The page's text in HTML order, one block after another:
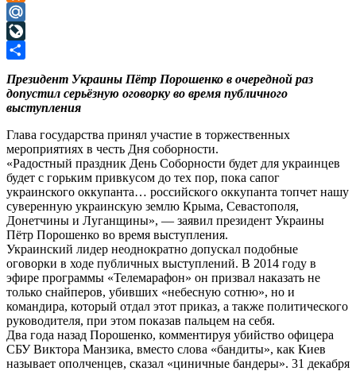
Odnoklassniki
Mail.Ru
LiveJournal
Президент Украины Пётр Порошенко в очередной раз
допустил серьёзную оговорку во время публичного
выступления
Глава государства принял участие в торжественных
мероприятиях в честь Дня соборности.
«Радостный праздник День Соборности будет для украинцев
будет с горьким привкусом до тех пор, пока сапог
украинского оккупанта… российского оккупанта топчет нашу
суверенную украинскую землю Крыма, Севастополя,
Донетчины и Луганщины», — заявил президент Украины
Пётр Порошенко во время выступления.
Украинский лидер неоднократно допускал подобные
оговорки в ходе публичных выступлений. В 2014 году в
эфире программы «Телемарафон» он призвал наказать не
только снайперов, убивших «небесную сотню», но и
командира, который отдал этот приказ, а также политического
руководителя, при этом показав пальцем на себя.
Два года назад Порошенко, комментируя убийство офицера
СБУ Виктора Манзика, вместо слова «бандиты», как Киев
называет ополченцев, сказал «циничные бандеры». 31 декабря